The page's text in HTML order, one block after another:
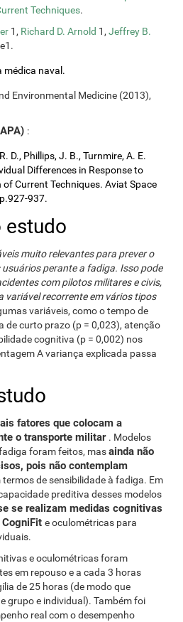
Techniques.
1, Richard D. Arnold 1,Jeffrey B.
médica naval.
Environmental Medicine (2013),
:
D., Phillips, J. B., Turnmire, A. E.
Differences in Response to
of Current Techniques. Aviat Space
937.
estudo
​​muito relevantes para prever o
perante a fadiga. Isso pode
com pilotos militares e civis,
variável recorrente em vários tipos
variáveis, como o tempo de
de curto prazo (p = 0,023), atenção
cognitiva (p = 0,002) nos
A variança explicada passa
fatores que colocam a
o transporte militar . Modelos
foram feitos, masainda não
pois não contemplam
termos de sensibilidade à fadiga. Em
preditiva desses modelos
se realizam medidas cognitivas
CogniFite oculométricas para
e oculométricas foram
em repouso e a cada 3 horas
de 25 horas (de modo que
grupo e individual). Também foi
real com o desempenho